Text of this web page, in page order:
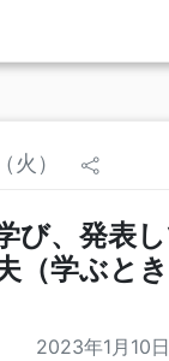
火）
び、発表
（学ぶと
2023年1月10